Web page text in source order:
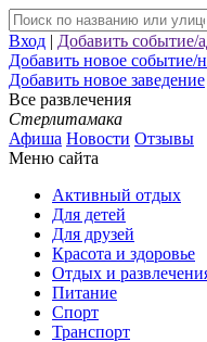
Вход | Добавить событие/
Добавить новое событие/
Добавить новое заведение
Все развлечения
Стерлитамака
Афиша Новости Отзывы
Меню сайта
Активный отдых
Для детей
Для друзей
Красота и здоровье
Отдых и
Питание
Спорт
Транспорт